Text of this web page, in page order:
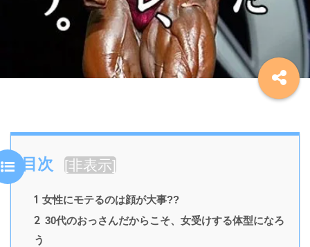
目次 [非表示]
1 女性にモテるのは顔が大事??
2 30代のおっさんだからこそ、女受けする体型になろ
う